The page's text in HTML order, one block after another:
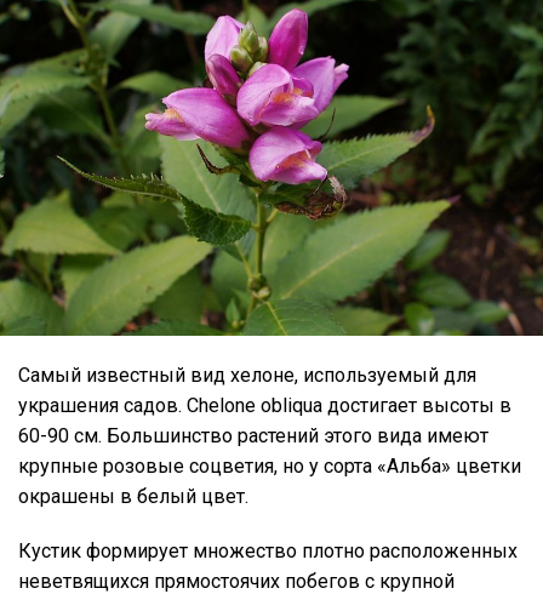
Самый известный вид хелоне, используемый для
украшения садов. Chelone obliqua достигает высоты в
60-90 см. Большинство растений этого вида имеют
крупные розовые соцветия, но у сорта «Альба» цветки
окрашены в белый цвет.
Кустик формирует множество плотно расположенных
неветвящихся прямостоячих побегов с крупной